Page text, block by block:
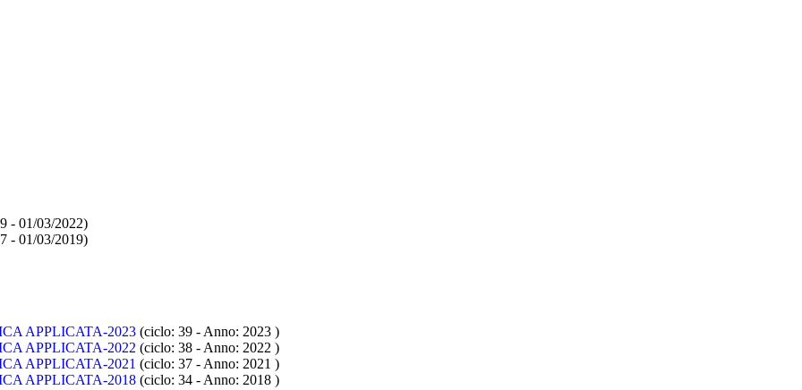
- 01/03/2022)
- 01/03/2019)
APPLICATA-2023 (ciclo: 39 - Anno: 2023 )
APPLICATA-2022 (ciclo: 38 - Anno: 2022 )
APPLICATA-2021 (ciclo: 37 - Anno: 2021 )
APPLICATA-2018 (ciclo: 34 - Anno: 2018 )